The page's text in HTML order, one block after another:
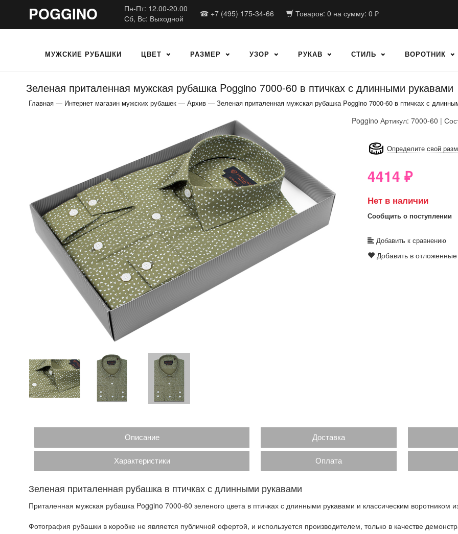
POGGINO
Пн-Пт: 12.00-20.00
Сб, Вс: Выходной
☎ +7 (495) 175-34-66 Товаров: 0 на сумму: 0 ₽
МУЖСКИЕ РУБАШКИ ЦВЕТ РАЗМЕР УЗОР РУКАВ СТИЛЬ ВОРОТНИК
Зеленая приталенная мужская рубашка Poggino 7000-60 в птичках с длинными рукавами
Главная — Интернет магазин мужских рубашек — Архив — Зеленая приталенная мужская рубашка Poggino 7000-60 в птичках с
Poggino Артикул: 7000-60 |
Определите свой
4414 ₽
Нет в наличии
Сообщить о поступлении
Добавить к сравнению
Добавить в отложенные
Описание Доставка
Характеристики Оплата
Зеленая приталенная рубашка в птичках с длинными рукавами
Приталенная мужская рубашка Poggino 7000-60 зеленого цвета в птичках с длинными рукавами и классическим воротником
Фотография рубашки в коробке не является публичной офертой, и используется производителем, только в качестве